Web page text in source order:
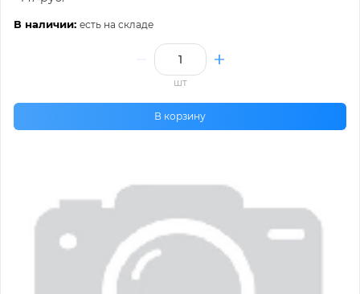
В наличии: есть на складе
шт
В корзину